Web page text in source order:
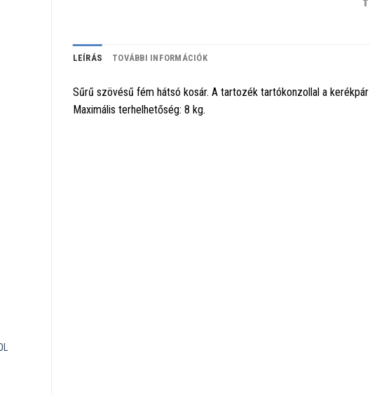
LEÍRÁS TOVÁBBI INFORMÁCIÓK
Sűrű szövésű fém hátsó kosár. A tartozék tartókonzollal a
Maximális terhelhetőség: 8 kg.